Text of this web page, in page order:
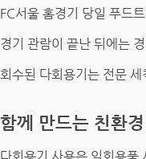
FC서울 홈경기 당일 푸드
경기 관람이 끝난 뒤에는
회수된 다회용기는 전문
함께 만드는 친환
다회용기 사용은 일회용품